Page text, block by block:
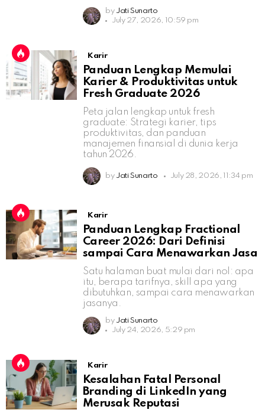
by Jati Sunarto
July 27, 2026, 10:59 pm
Karir
Panduan Lengkap Memulai
Karier & Produktivitas untuk
Fresh Graduate 2026
Peta jalan lengkap untuk fresh
graduate: Strategi karier, tips
produktivitas, dan panduan
manajemen finansial di dunia kerja
tahun 2026.
by Jati Sunarto July 28, 2026, 11:34 pm
Karir
Panduan Lengkap Fractional
Career 2026: Dari Definisi
sampai Cara Menawarkan Jasa
Satu halaman buat mulai dari nol: apa
itu, berapa tarifnya, skill apa yang
dibutuhkan, sampai cara menawarkan
jasanya.
by Jati Sunarto
July 24, 2026, 5:29 pm
Karir
Kesalahan Fatal Personal
Branding di LinkedIn yang
Merusak Reputasi